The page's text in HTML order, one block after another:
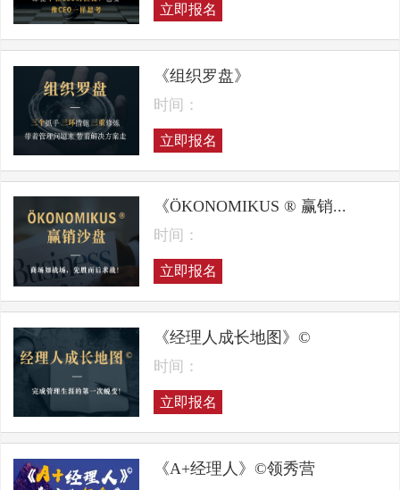
立即报名
《组织罗盘》
时间：
立即报名
《ÖKONOMIKUS ® 赢销...
时间：
立即报名
《经理人成长地图》©
时间：
立即报名
《A+经理人》©领秀营